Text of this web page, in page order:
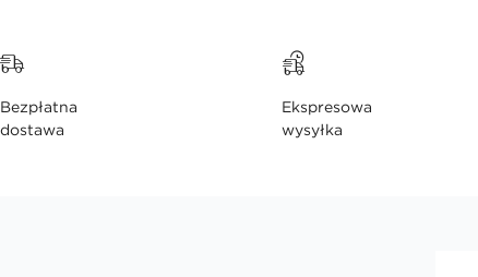
Bezpłatna
dostawa
Ekspresowa
wysyłka